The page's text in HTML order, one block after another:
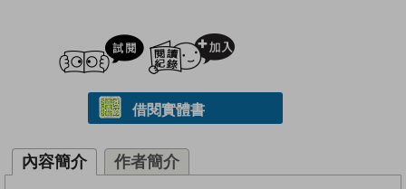
試閲
借閱實體書
內容簡介 作者簡介